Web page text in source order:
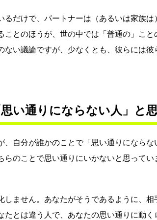
だけで、パートナーは（あるいは家族
とのほうが、世の中では「普通の」こ
ない議論ですが、少なくとも、彼らには
い通りにならない人」と
自分が誰かのことで「思い通りになら
のことで思い通りにいかないと思って
ません。あなたがそうであるように、相
とは違う人で、あなたの思い通りに動